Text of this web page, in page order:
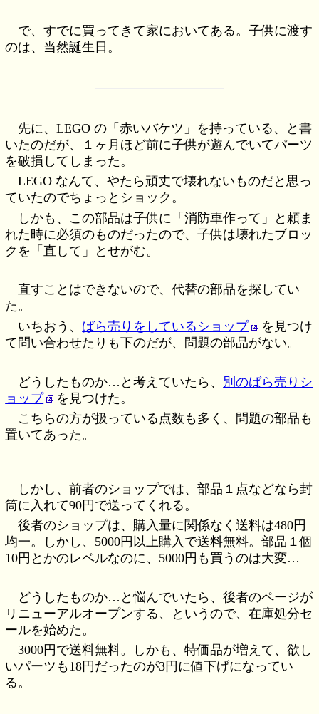
で、すでに買ってきて家においてある。子供に渡す
のは、当然誕生日。
先に、LEGO の「赤いバケツ」を持っている、と書
いたのだが、１ヶ月ほど前に子供が遊んでいてパーツ
を破損してしまった。
LEGO なんて、やたら頑丈で壊れないものだと思っ
ていたのでちょっとショック。
しかも、この部品は子供に「消防車作って」と頼ま
れた時に必須のものだったので、子供は壊れたブロッ
クを「直して」とせがむ。
直すことはできないので、代替の部品を探してい
た。
いちおう、 ばら売りをしているショップ
を見つけ
て問い合わせたりも下のだが、問題の部品がない。
どうしたものか…と考えていたら、 別のばら売りシ
ョップ
を見つけた。
こちらの方が扱っている点数も多く、問題の部品も
置いてあった。
しかし、前者のショップでは、部品１点などなら封
筒に入れて90円で送ってくれる。
後者のショップは、購入量に関係なく送料は480円
均一。しかし、5000円以上購入で送料無料。部品１個
10円とかのレベルなのに、5000円も買うのは大変…
どうしたものか…と悩んでいたら、後者のページが
リニューアルオープンする、というので、在庫処分セ
ールを始めた。
3000円で送料無料。しかも、特価品が増えて、欲し
いパーツも18円だったのが3円に値下げになってい
る。